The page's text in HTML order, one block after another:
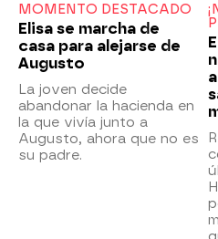
MOMENTO DESTACADO
Elisa se marcha de
casa para alejarse de
Augusto
La joven decide
abandonar la hacienda en
la que vivía junto a
Augusto, ahora que no es
su padre.